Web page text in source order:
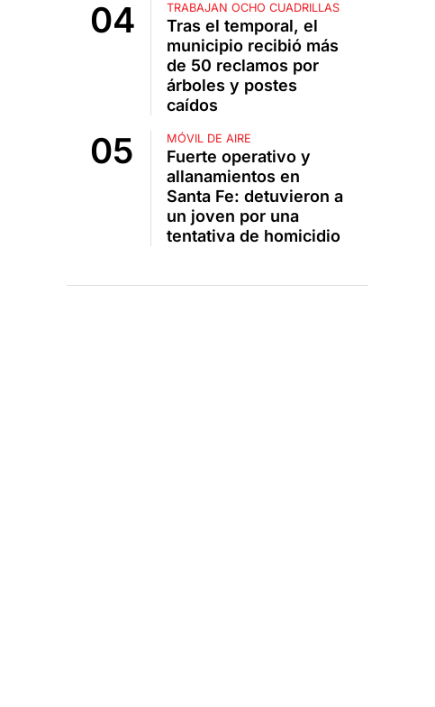
TRABAJAN OCHO CUADRILLAS
Tras el temporal, el
municipio recibió más
de 50 reclamos por
árboles y postes
caídos
MÓVIL DE AIRE
Fuerte operativo y
allanamientos en
Santa Fe: detuvieron a
un joven por una
tentativa de homicidio